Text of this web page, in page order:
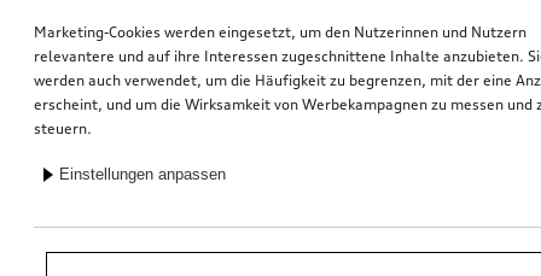
*Unverbindliche Preisempfehlung der Importeurin AMAG Import AG. Inkl.
gesetzlicher MwSt. Preise beim Audi Partner können abweichen; weitere
Marketing-Cookies werden eingesetzt, um den Nutzerinnen und Nutzern
relevantere und auf ihre Interessen zugeschnittene Inhalte anzubieten.
werden auch verwendet, um die Häufigkeit zu begrenzen, mit der eine
erscheint, und um die Wirksamkeit von Werbekampagnen zu messen und
steuern.
Einstellungen anpassen